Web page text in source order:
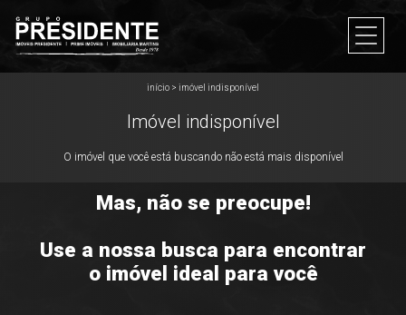
início > imóvel indisponível
Imóvel indisponível
O imóvel que você está buscando não está mais disponível
Mas, não se preocupe!
Use a nossa busca para encontrar
o imóvel ideal para você